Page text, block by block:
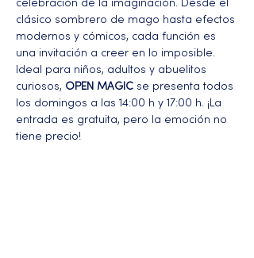
celebración de la imaginación. Desde el
clásico sombrero de mago hasta efectos
modernos y cómicos, cada función es
una invitación a creer en lo imposible.
Ideal para niños, adultos y abuelitos
curiosos, OPEN MAGIC se presenta todos
los domingos a las 14:00 h y 17:00 h. ¡La
entrada es gratuita, pero la emoción no
tiene precio!